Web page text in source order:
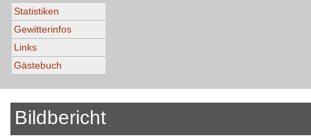
Statistiken
Gewitterinfos
Links
Gästebuch
Bildbericht